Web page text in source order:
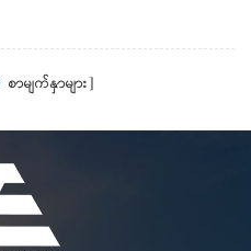
စာမျက်နှာများ]